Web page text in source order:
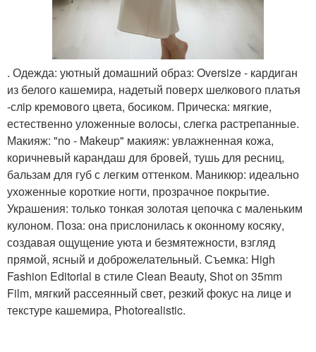
. Одежда: уютный домашний образ: Oversize - кардиган
из белого кашемира, надетый поверх шелкового платья
-слip кремового цвета, босиком. Прическа: мягкие,
естественно уложенные волосы, слегка растрепанные.
Макияж: "no - Makeup" макияж: увлажненная кожа,
коричневый карандаш для бровей, тушь для ресниц,
бальзам для губ с легким оттенком. Маникюр: идеально
ухоженные короткие ногти, прозрачное покрытие.
Украшения: только тонкая золотая цепочка с маленьким
кулоном. Поза: она прислонилась к оконному косяку,
создавая ощущение уюта и безмятежности, взгляд
прямой, ясный и доброжелательный. Съемка: High
Fashion Editorial в стиле Clean Beauty, Shot on 35mm
Film, мягкий рассеянный свет, резкий фокус на лице и
текстуре кашемира, Photorealistic.